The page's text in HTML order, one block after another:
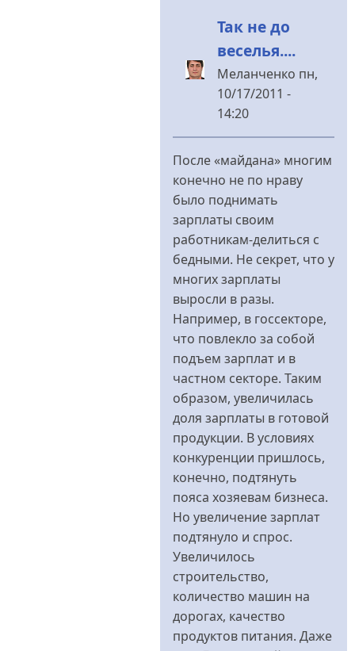
Так не до
веселья....
Меланченко пн,
10/17/2011 -
14:20
У
відповідь
Вы,
однообразный.
Бурчун
После «майдана» многим
конечно не по нраву
было поднимать
зарплаты своим
работникам-делиться с
бедными. Не секрет, что у
многих зарплаты
выросли в разы.
Например, в госсекторе,
что повлекло за собой
подъем зарплат и в
частном секторе. Таким
образом, увеличилась
доля зарплаты в готовой
продукции. В условиях
конкуренции пришлось,
конечно, подтянуть
пояса хозяевам бизнеса.
Но увеличение зарплат
подтянуло и спрос.
Увеличилось
строительство,
количество машин на
дорогах, качество
продуктов питания. Даже